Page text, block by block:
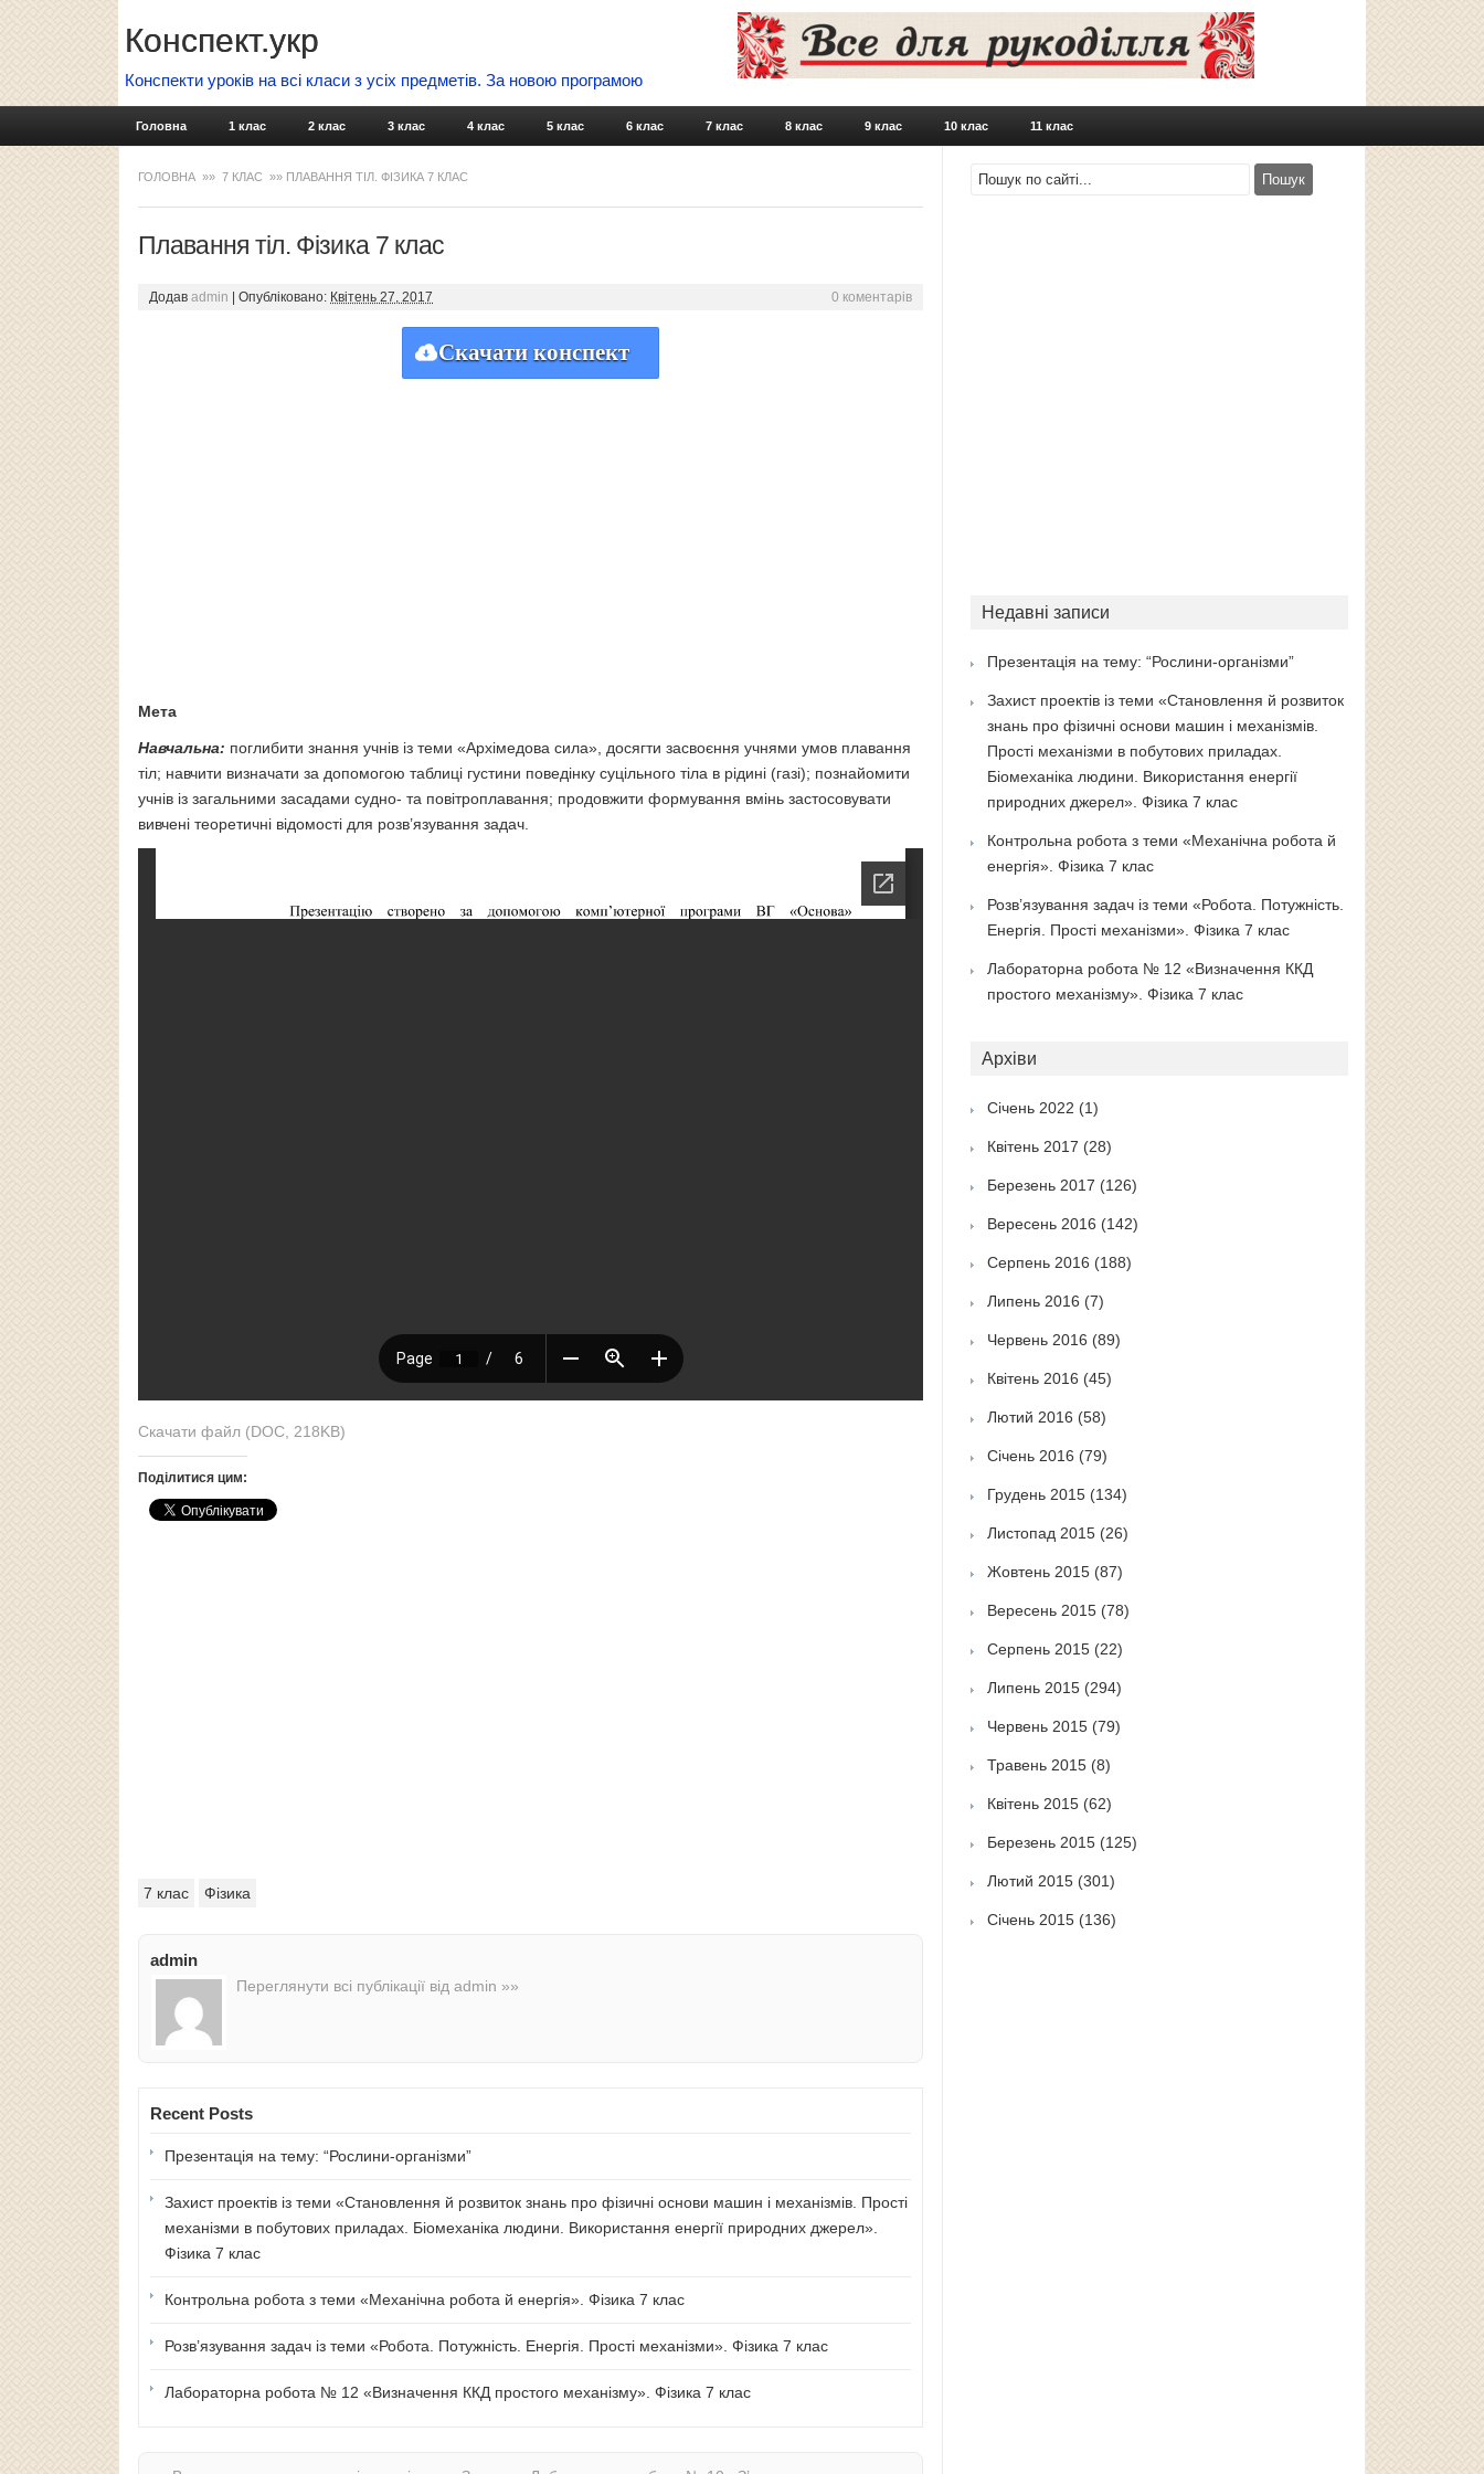
Конспект.укр
Конспекти уроків на всі класи з усіх предметів. За новою програмою
Skip to content
Головна 1 клас 2 клас 3 клас 4 клас 5 клас 6 клас 7 клас 8 клас 9 клас 10 клас 11 клас
ГОЛОВНА »» 7 КЛАС »» ПЛАВАННЯ ТІЛ. ФІЗИКА 7 КЛАС
Плавання тіл. Фізика 7 клас
Додав admin Опубліковано: Квітень 27, 2017 0 коментарів
Скачати конспект
Мета
Навчальна: поглибити знання учнів із теми «Архімедова сила», досягти засвоєння учнями умов плавання
тіл; навчити визначати за допомогою таблиці густини поведінку суцільного тіла в рідині (газі); познайомити
учнів із загальними засадами судно- та повітроплавання; продовжити формування вмінь застосовувати
вивчені теоретичні відомості для розв’язування задач.
Скачати файл (DOC, 218KB)
Поділитися цим:
7 клас Фізика
admin
Переглянути всі публікації від admin »»
Recent Posts
Презентація на тему: “Рослини-організми”
Захист проектів із теми «Становлення й розвиток знань про фізичні основи машин і механізмів. Прості
механізми в побутових приладах. Біомеханіка людини. Використання енергії природних джерел».
Фізика 7 клас
Контрольна робота з теми «Механічна робота й енергія». Фізика 7 клас
Розв’язування задач із теми «Робота. Потужність. Енергія. Прості механізми». Фізика 7 клас
Лабораторна робота № 12 «Визначення ККД простого механізму». Фізика 7 клас
Недавні записи
Презентація на тему: “Рослини-організми”
Захист проектів із теми «Становлення й розвиток
знань про фізичні основи машин і механізмів.
Прості механізми в побутових приладах.
Біомеханіка людини. Використання енергії
природних джерел». Фізика 7 клас
Контрольна робота з теми «Механічна робота й
енергія». Фізика 7 клас
Розв’язування задач із теми «Робота. Потужність.
Енергія. Прості механізми». Фізика 7 клас
Лабораторна робота № 12 «Визначення ККД
простого механізму». Фізика 7 клас
Архіви
Січень 2022 (1)
Квітень 2017 (28)
Березень 2017 (126)
Вересень 2016 (142)
Серпень 2016 (188)
Липень 2016 (7)
Червень 2016 (89)
Квітень 2016 (45)
Лютий 2016 (58)
Січень 2016 (79)
Грудень 2015(134)
Листопад 2015(26)
Жовтень 2015(87)
Вересень 2015(78)
Серпень 2015(22)
Липень 2015(294)
Червень 2015(79)
Травень 2015(8)
Квітень 2015(62)
Березень 2015(125)
Лютий 2015(301)
Січень 2015(136)